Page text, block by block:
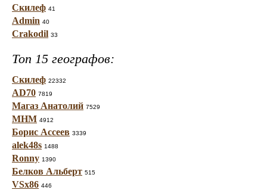
Скилеф 41
Admin 40
Crakodil 33
Топ 15 географов:
Скилеф 22332
AD70 7819
Магаз Анатолий 7529
МНМ 4912
Борис Ассеев 3339
alek48s 1488
Ronny 1390
Белков Альберт 515
VSx86 446